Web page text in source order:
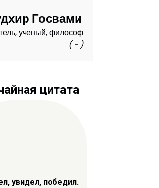
Госвами
ученый, философ
( - )
цитата
увидел, победил.